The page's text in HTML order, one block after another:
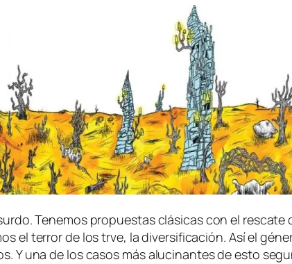
Tenemos pro­pues­tas clá­si­cas con el
el te­rror de los trve, la di­ver­si­fi­ca­ción. Así el
Y una de los ca­sos más alu­ci­nan­tes de es­to